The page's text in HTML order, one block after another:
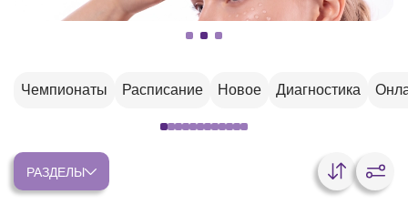
Чемпионаты Расписание Новое Диагностика
РАЗДЕЛЫ